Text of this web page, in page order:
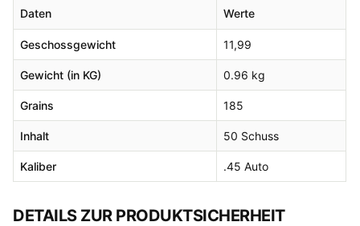
Daten Werte
Geschossgewicht 11,99
Gewicht (in KG) 0.96 kg
Grains 185
Inhalt 50 Schuss
Kaliber .45 Auto
DETAILS ZUR PRODUKTSICHERHEIT